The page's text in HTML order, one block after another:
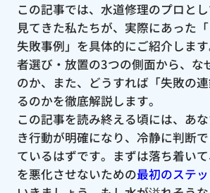
この記事では、水道修理のプロと
見てきた私たちが、実際にあった
失敗事例」を具体的にご紹介しま
者選び・放置の3つの側面から、な
のか、また、どうすれば「失敗の
るのかを徹底解説します。
この記事を読み終える頃には、あ
き行動が明確になり、冷静に判断
ているはずです。まずは落ち着い
を悪化させないための最初のステ